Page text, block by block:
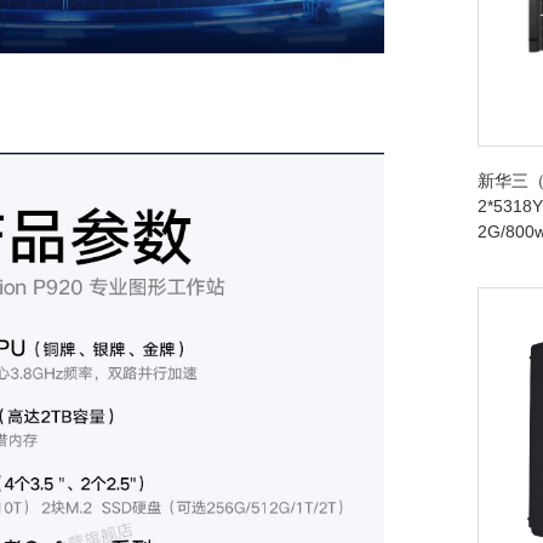
新华三
2G/